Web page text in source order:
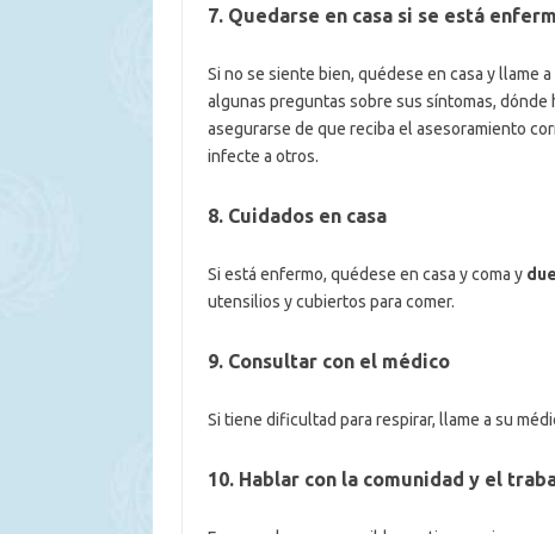
7. Quedarse en casa si se está
Si no se siente bien, quédese en casa y llame
algunas preguntas sobre sus síntomas, dónde
asegurarse de que reciba el asesoramiento
infecte a otros.
8. Cuidados en casa
Si está enfermo, quédese en casa y coma y
utensilios y cubiertos para comer.
9. Consultar con el médico
Si tiene dificultad para respirar, llame a su
10. Hablar con la comunidad y el